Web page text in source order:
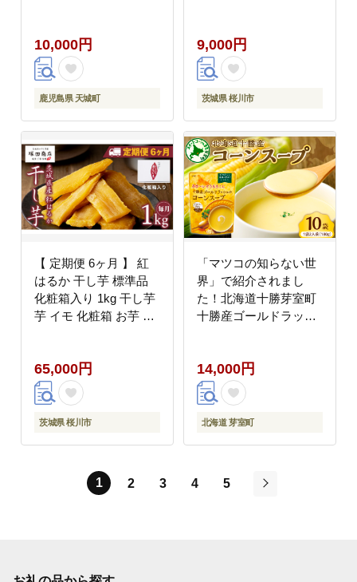
20個 10個入り×2袋 新
じゃが コロッケ 唐辛子
ヤマシークニン
10,000円
鹿児島県 天城町
工場直送 マツコの知ら
ない世界 [EE009sa]
9,000円
茨城県 桜川市
【 定期便 6ヶ月 】 紅
はるか 干し芋 標準品
化粧箱入り 1kg 干し芋
芋 イモ 化粧箱 お芋 薩
子 和菓子 グルメ おや
つ マツコの知らない世
界 [EE011sa]
65,000円
茨城県 桜川市
「マツコの知らない世
界」で紹介されまし
た！北海道十勝芽室町
十勝産ゴールドラッシ
スイートコーン キャン
プ飯 甘い 人気 常温保
存 お試し テレビで紹介
送料無料
14,000円
北海道 芽室町
1 2 3 4
5